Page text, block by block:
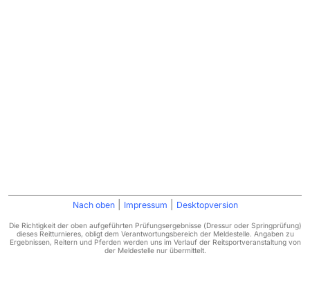
Nach oben Impressum Desktopversion
Die Richtigkeit der oben aufgeführten Prüfungsergebnisse (Dressur oder Springprüfung)
dieses Reitturnieres, obligt dem Verantwortungsbereich der Meldestelle. Angaben zu
Ergebnissen, Reitern und Pferden werden uns im Verlauf der Reitsportveranstaltung von
der Meldestelle nur übermittelt.